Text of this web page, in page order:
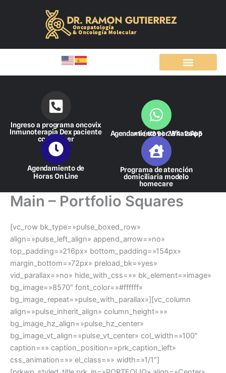
Ingreso a programa oncovix
Inmunoterapia Dex paciente
con cáncer
Agendamiento por WhatsApp
+1 (689) 284-2665
Agendamiento de
Horas On Line
Programa de atención
domiciliaria modelo
homecare
Main – Portfolio Squares
[vc_row bk_type=»pulse_boxed_row»
align=»pulse_left_align» append_arrow=»no»
top_padding=»216px» bottom_padding=»154px»
margin_bottom=»72px» preload_bk=»yes»
vid_parallax=»no» hide_with_css=»» bk_element=»image»
bg_image=»8570″ font_color=»#ffffff»
bg_image_repeat=»pulse_with_parallax»][vc_column
align=»pulse_inherit_align» column_height=»»
bg_image_hz_align=»pulse_hz_center»
bg_image_vt_align=»pulse_vt_center» col_width=»100″
caption=»» caption_position=»prk_caption_left»
css_animation=»» el_class=»» width=»1/1″]